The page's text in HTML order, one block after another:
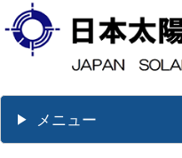
メニュー